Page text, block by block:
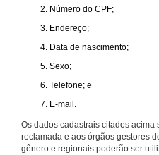
Número do CPF;
Endereço;
Data de nascimento;
Sexo;
Telefone; e
E-mail.
Os dados cadastrais citados
reclamada e aos órgãos gestores
gênero e regionais poderão ser